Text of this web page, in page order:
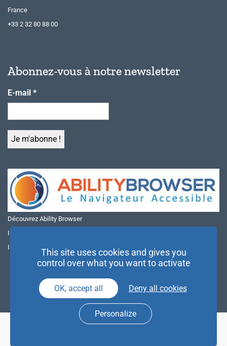
France
+33 2 32 80 88 00
Abonnez-vous à notre newsletter
E-mail *
Découvrez Ability Browser
Installer Ability Browser sur Windows
Installer Ability Browser sur Mac
This site uses cookies and gives you
control over what you want to activate
OK, accept all Deny all cookies
Personalize